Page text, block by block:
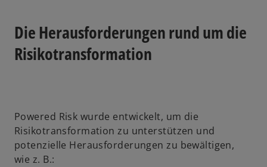
a
V
Die Herausforderungen rund um die
Risikotransformation
Powered Risk wurde entwickelt, um die
Risikotransformation zu unterstützen und
potenzielle Herausforderungen zu bewältigen,
wie z. B.: